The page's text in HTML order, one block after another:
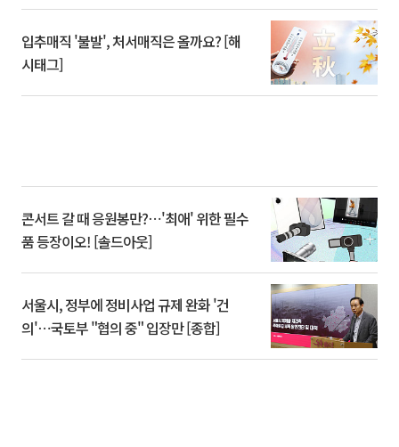
입추매직 '불발', 처서매직은 올까요? [해
시태그]
콘서트 갈 때 응원봉만?⋯'최애' 위한 필수
품 등장이오! [솔드아웃]
서울시, 정부에 정비사업 규제 완화 '건
의'⋯국토부 "협의 중" 입장만 [종합]